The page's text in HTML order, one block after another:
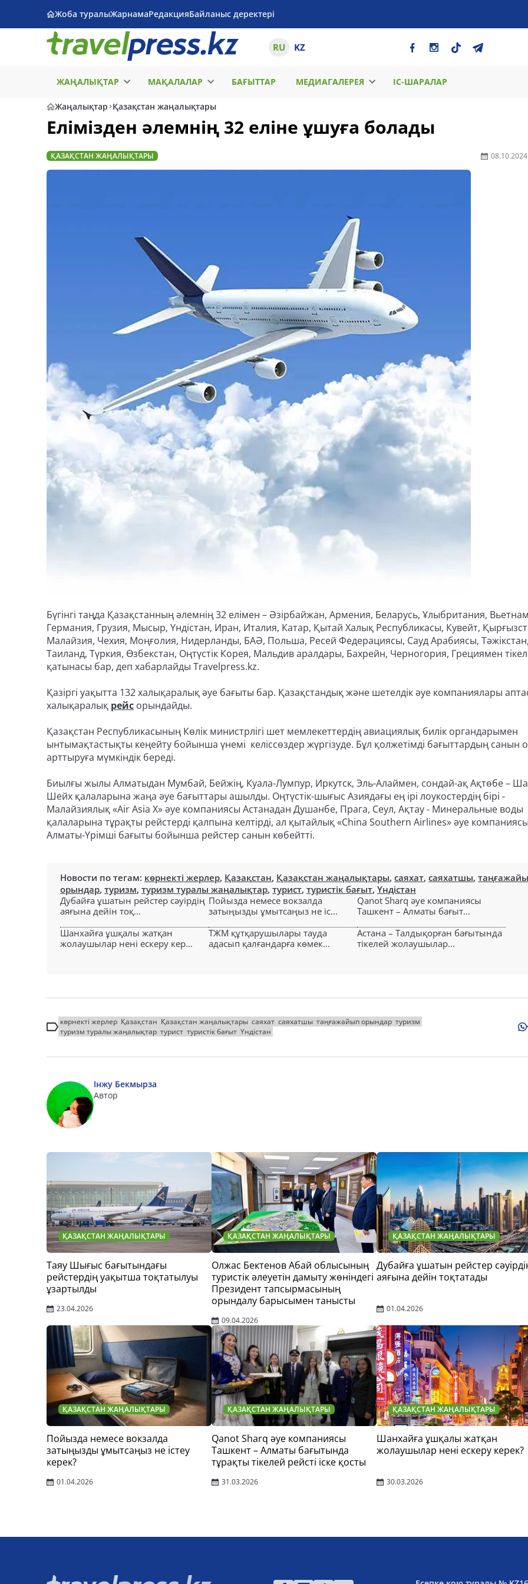
Жоба туралыЖарнамаРедакцияБайланыс деректері
RU KZ
ЖАҢАЛЫҚТАР МАҚАЛАЛАР БАҒЫТТАР МЕДИАГАЛЕРЕЯ ІС-ШАРАЛАР
Жаңалықтар Қазақстан жаңалықтары
Елімізден әлемнің 32 еліне ұшуға болады
ҚАЗАҚСТАН ЖАҢАЛЫҚТАРЫ 08.10.2024
Бүгінгі таңда Қазақстанның әлемнің 32 елімен – Әзірбайжан, Армения, Беларусь, Ұлыбритания,
Германия, Грузия, Мысыр, Үндістан, Иран, Италия, Катар, Қытай Халық Республикасы, Кувейт,
Малайзия, Чехия, Моңғолия, Нидерланды, БАӘ, Польша, Ресей Федерациясы, Сауд Арабиясы,
Таиланд, Түркия, Өзбекстан, Оңтүстік Корея, Мальдив аралдары, Бахрейн, Черногория, Грециямен
қатынасы бар, деп хабарлайды Travelpress.kz.
Қазіргі уақытта 132 халықаралық әуе бағыты бар. Қазақстандық және шетелдік әуе компаниялары
халықаралық рейс орындайды.
Қазақстан Республикасының Көлік министрлігі шет мемлекеттердің авиациялық билік органдарымен
ынтымақтастықты кеңейту бойынша үнемі келіссөздер жүргізуде. Бұл қолжетімді бағыттардың санын
арттыруға мүмкіндік береді.
Биылғы жылы Алматыдан Мумбай, Бейжің, Куала-Лумпур, Иркутск, Эль-Алаймен, сондай-ақ Ақтөбе –
Шейх қалаларына жаңа әуе бағыттары ашылды. Оңтүстік-шығыс Азиядағы ең ірі лоукостердің бірі -
Малайзиялық «Air Asia X» әуе компаниясы Астанадан Душанбе, Прага, Сеул, Ақтау - Минеральные воды
қалаларына тұрақты рейстерді қалпына келтірді, ал қытайлық «China Southern Airlines» әуе
Алматы-Үрімші бағыты бойынша рейстер санын көбейтті.
Новости по тегам: көрнекті жерлер, Қазақстан, Қазақстан жаңалықтары, саяхат, саяхатшы,
орындар, туризм, туризм туралы жаңалықтар, турист, туристік бағыт, Үндістан
Дубайға ұшатын рейстер сәуірдің
аяғына дейін тоқ...
Пойызда немесе вокзалда
затыңызды ұмытсаңыз не іс...
Qanot Sharq әуе компаниясы
Ташкент – Алматы бағыт...
Шанхайға ұшқалы жатқан
жолаушылар нені ескеру кер...
ТЖМ құтқарушылары тауда
адасып қалғандарға көмек...
Астана – Талдықорған бағытында
тікелей жолаушылар...
көрнекті жерлер Қазақстан Қазақстан жаңалықтары саяхат саяхатшы таңғажайып орындар туризм
туризм туралы жаңалықтар турист туристік бағыт Үндістан
Інжу Бекмырза
Автор
ҚАЗАҚСТАН ЖАҢАЛЫҚТАРЫ
Таяу Шығыс бағытындағы
рейстердің уақытша тоқтатылуы
ұзартылды
23.04.2026
ҚАЗАҚСТАН ЖАҢАЛЫҚТАРЫ
Олжас Бектенов Абай облысының
туристік әлеуетін дамыту жөніндегі
Президент тапсырмасының
орындалу барысымен танысты
09.04.2026
ҚАЗАҚСТАН ЖАҢАЛЫҚТАРЫ
Дубайға ұшатын рейстер
аяғына дейін тоқтатады
01.04.2026
ҚАЗАҚСТАН ЖАҢАЛЫҚТАРЫ
Пойызда немесе вокзалда
затыңызды ұмытсаңыз не істеу
керек?
01.04.2026
ҚАЗАҚСТАН ЖАҢАЛЫҚТАРЫ
Qanot Sharq әуе компаниясы
Ташкент – Алматы бағытында
тұрақты тікелей рейсті іске қосты
31.03.2026
ҚАЗАҚСТАН ЖАҢАЛЫҚТАРЫ
Шанхайға ұшқалы жатқан
жолаушылар нені ескеру керек?
30.03.2026